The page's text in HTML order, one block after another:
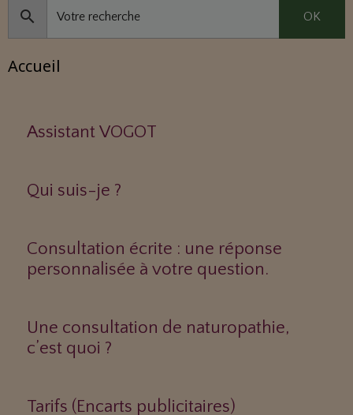
OK
Accueil
Assistant VOGOT
Qui suis-je ?
Consultation écrite : une réponse
personnalisée à votre question.
Une consultation de naturopathie,
c’est quoi ?
Tarifs (Encarts publicitaires)